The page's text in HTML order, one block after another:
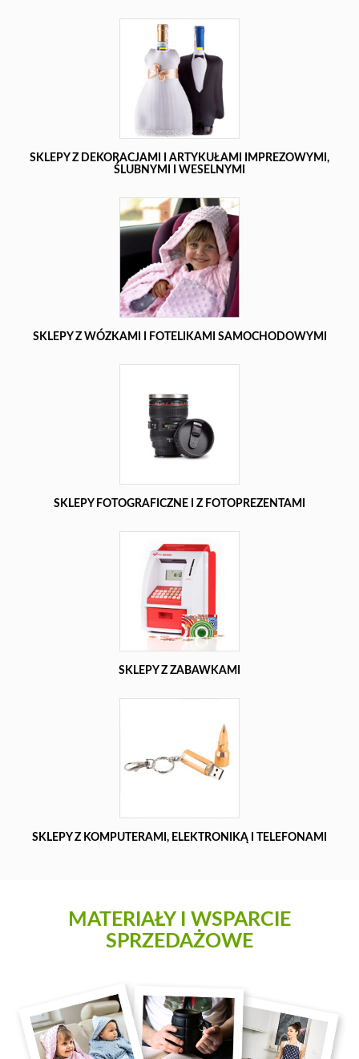
SKLEPY Z DEKORACJAMI I ARTYKUŁAMI IMPREZOWYMI,
ŚLUBNYMI I WESELNYMI
SKLEPY Z WÓZKAMI I FOTELIKAMI SAMOCHODOWYMI
SKLEPY FOTOGRAFICZNE I Z FOTOPREZENTAMI
SKLEPY Z ZABAWKAMI
SKLEPY Z KOMPUTERAMI, ELEKTRONIKĄ I TELEFONAMI
MATERIAŁY I WSPARCIE
SPRZEDAŻOWE